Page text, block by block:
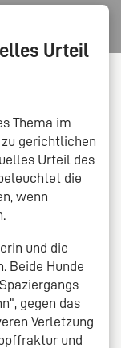
Urteil
Thema im
gerichtlichen
Urteil des
die
wenn
und die
Beide Hunde
gegen das
Verletzung
und